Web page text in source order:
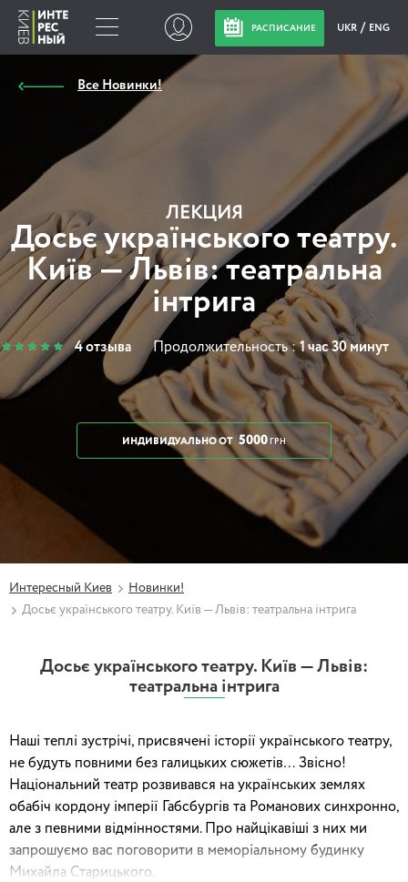
РАСПИСАНИЕ UKR ENG
Все Новинки!
ЛЕКЦИЯ
Досьє українського театру.
Київ — Львів: театральна
інтрига
4 отзыва Продолжительность :1 час 30 минут
ИНДИВИДУАЛЬНООТ 5000 ГРН
Интересный Киев
Новинки!
Досьє українського театру. Київ — Львів: театральна інтрига
Досьє українського театру. Київ — Львів:
театральна інтрига
Наші теплі зустрічі, присвячені історії українського театру,
не будуть повними без галицьких сюжетів… Звісно!
Національний театр розвивався на українських землях
обабіч кордону імперії Габсбургів та Романових синхронно,
але з певними відмінностями. Про найцікавіші з них ми
запрошуємо вас поговорити в меморіальному будинку
Михайла Старицького.